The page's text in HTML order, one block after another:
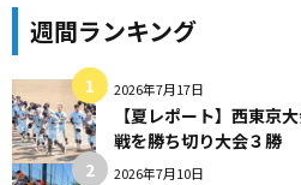
週間ランキング
2026年7月17日
【夏レポート】西東京
戦を勝ち切り大会３勝
2026年7月10日